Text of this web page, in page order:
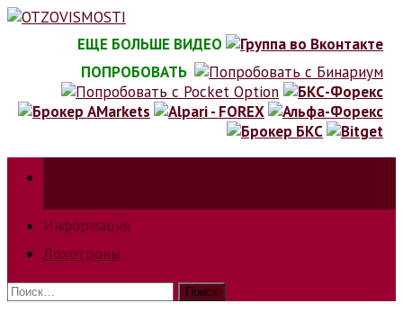
Skip
ЕЩЕ БОЛЬШЕ ВИДЕО
ПОПРОБОВАТЬ
Информация
Лохотроны
Найти: